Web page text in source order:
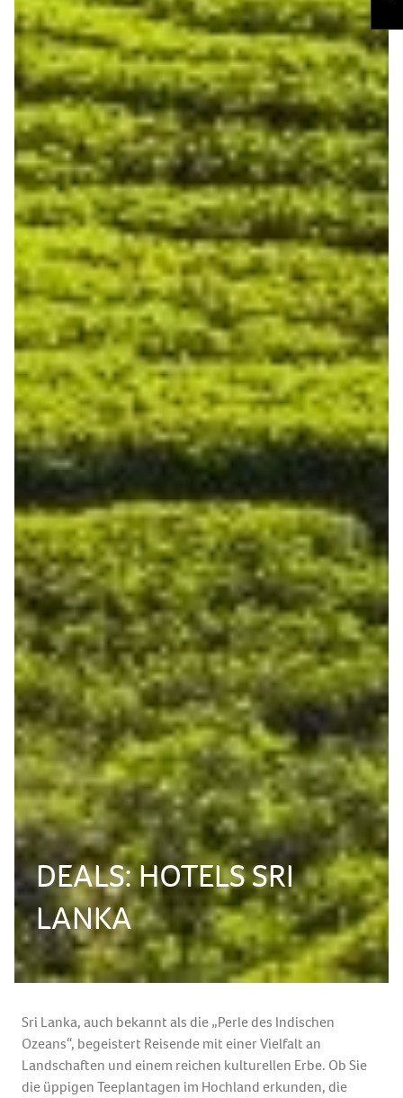
DEALS: HOTELS SRI
LANKA
Sri Lanka, auch bekannt als die „Perle des Indischen
Ozeans“, begeistert Reisende mit einer Vielfalt an
Landschaften und einem reichen kulturellen Erbe. Ob Sie
die üppigen Teeplantagen im Hochland erkunden, die